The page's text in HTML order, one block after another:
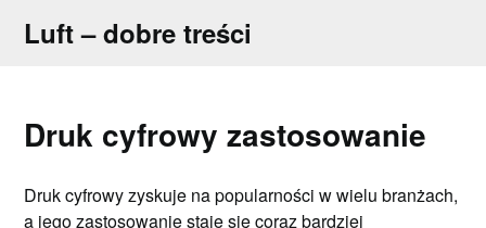
Luft – dobre treści
Druk cyfrowy zastosowanie
Druk cyfrowy zyskuje na popularności w wielu branżach,
a jego zastosowanie staje się coraz bardziej